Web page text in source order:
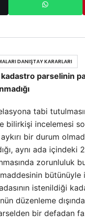
parselinin
tabi
bilirkişi incelemesi
bir durum
aynı ada içindeki
zorunluluk
istenildiği
düzenleme dışında
bir defadan
DANIŞTAY KARARLARI